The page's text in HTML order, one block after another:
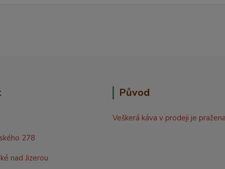
278
nad Jizerou
Původ
Veškerá káva v prodeji je